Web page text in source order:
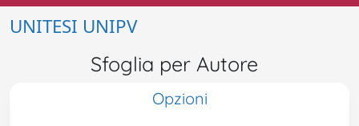
UNITESI UNIPV
Sfoglia per Autore
Opzioni